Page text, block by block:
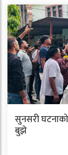
सुनसरी
बुझे